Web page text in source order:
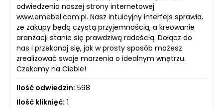
odwiedzenia naszej strony internetowej
www.emebel.com.pl. Nasz intuicyjny interfejs sprawia,
że zakupy będą czystą przyjemnością, a kreowanie
aranżacji stanie się prawdziwą radością. Dołącz do
nas i przekonaj się, jak w prosty sposób możesz
zrealizować swoje marzenia o idealnym wnętrzu.
Czekamy na Ciebie!
Ilość odwiedzin: 598
Ilość kliknięć: 1